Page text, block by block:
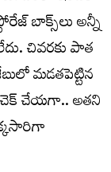
బాక్స్‌లు అన్నీ
చివరకు పాత
మడతపెట్టిన
చెక్ చేయగా.. అతని